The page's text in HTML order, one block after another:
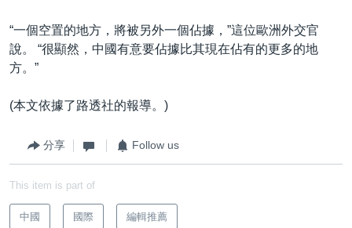
“一個空置的地方，將被另外一個佔據，”這位歐洲外交官
說。 “很顯然，中國有意要佔據比其現在佔有的更多的地
方。”
(本文依據了路透社的報導。)
分享 Follow us
This item is part of
中國 國際 編輯推薦